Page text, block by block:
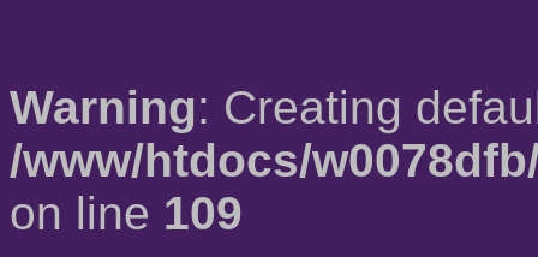
Warning: Creating
/www/htdocs/
on line 109